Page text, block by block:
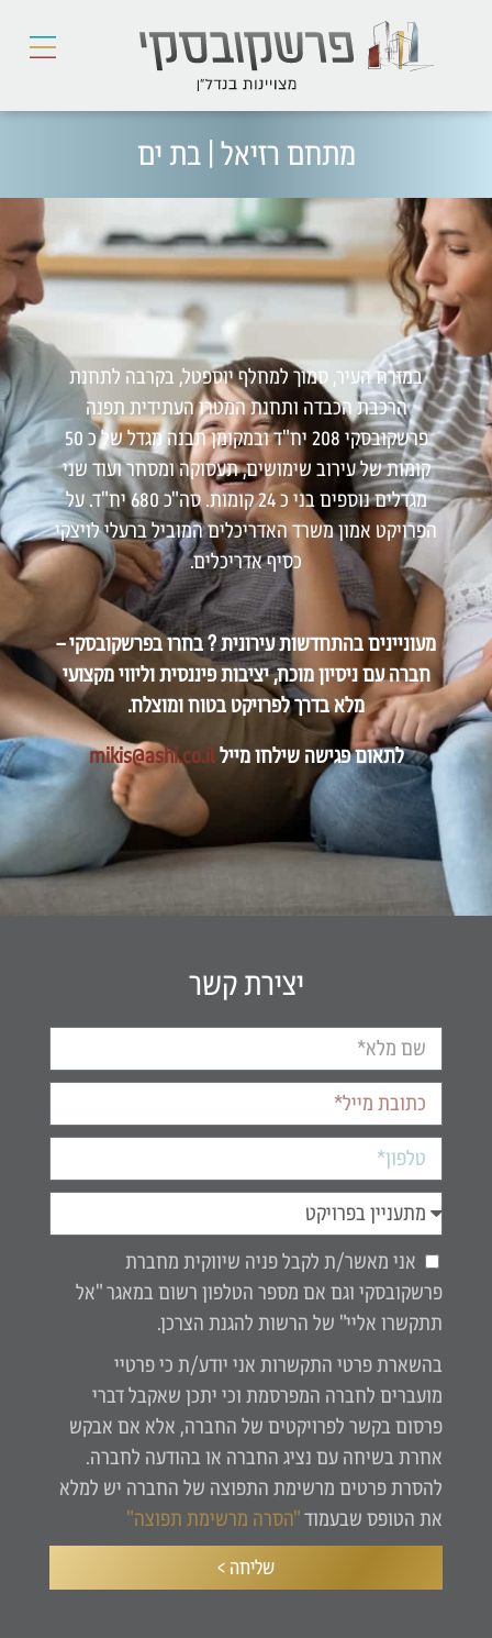
מתחם רזיאל | בת ים
במזרח העיר, סמוך למחלף יוספטל, בקרבה לתחנת
הרכבת הכבדה ותחנת המטרו העתידית תפנה
פרשקובסקי 208 יח"ד ובמקומן תבנה מגדל של כ 50
קומות של עירוב שימושים, תעסוקה ומסחר ועוד שני
מגדלים נוספים בני כ 24 קומות. סה"כ 680 יח"ד. על
הפרויקט אמון משרד האדריכלים המוביל ברעלי לויצקי
כסיף אדריכלים.
מעוניינים בהתחדשות עירונית ? בחרו בפרשקובסקי –
חברה עם ניסיון מוכח, יציבות פיננסית וליווי מקצועי
מלא בדרך לפרויקט בטוח ומוצלח.
לתאום פגישה שילחו מיילmikis@ashi.co.il
יצירת קשר
אני מאשר/ת לקבל פניה שיווקית מחברת
פרשקובסקי וגם אם מספר הטלפון רשום במאגר "אל
תתקשרו אליי" של הרשות להגנת הצרכן.
בהשארת פרטי התקשרות אני יודע/ת כי פרטיי
מועברים לחברה המפרסמת וכי יתכן שאקבל דברי
פרסום בקשר לפרויקטים של החברה, אלא אם אבקש
אחרת בשיחה עם נציג החברה או בהודעה לחברה.
להסרת פרטים מרשימת התפוצה של החברה יש למלא
את הטופס שבעמוד"הסרה מרשימת תפוצה"
שליחה >